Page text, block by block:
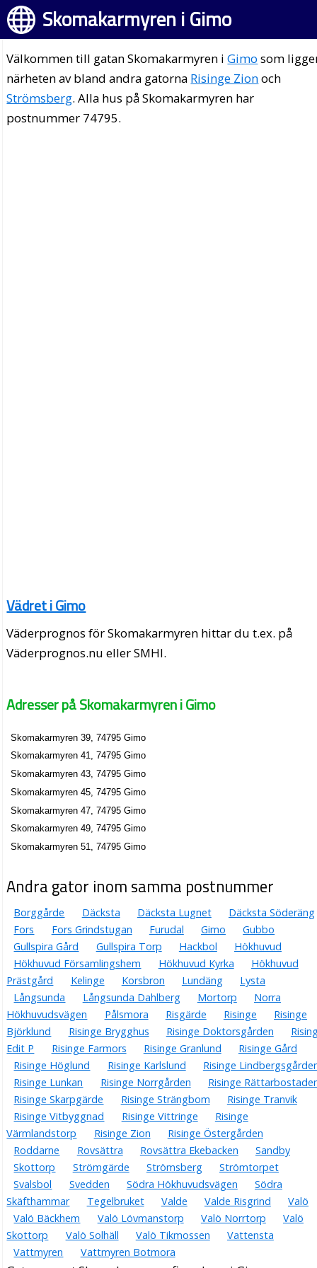
Skomakarmyren i Gimo
Välkommen till gatan Skomakarmyren iGimo som
närheten av bland andra gatorna Risinge Zionoch
Strömsberg. Alla hus på Skomakarmyren har
postnummer 74795.
Vädret i Gimo
Väderprognos för Skomakarmyren hittar du t.ex. på
Väderprognos.nu eller SMHI.
Adresser på Skomakarmyren i Gimo
Skomakarmyren 39, 74795 Gimo
Skomakarmyren 41, 74795 Gimo
Skomakarmyren 43, 74795 Gimo
Skomakarmyren 45, 74795 Gimo
Skomakarmyren 47, 74795 Gimo
Skomakarmyren 49, 74795 Gimo
Skomakarmyren 51, 74795 Gimo
Andra gator inom samma postnummer
Borggårde Däcksta Däcksta Lugnet
Däcksta Söderäng
Fors
Fors Grindstugan Furudal Gimo
Gubbo
Gullspira Gård
Gullspira Torp Hackbol
Hökhuvud
Hökhuvud Församlingshem
Hökhuvud Kyrka
Hökhuvud
Prästgård
Kelinge Korsbron Lundäng
Lysta
Långsunda
Långsunda Dahlberg Mortorp
Norra
Hökhuvudsvägen
Pålsmora Risgärde Risinge
Risinge
Björklund
Risinge Brygghus Risinge Doktorsgården
Edit P
Risinge Farmors Risinge Granlund
Risinge Gård
Risinge Höglund
Risinge Karlslund
Risinge
Risinge Lunkan
Risinge Norrgården
Risinge
Risinge Skarpgärde
Risinge Strängbom
Risinge Tranvik
Risinge Vitbyggnad
Risinge Vittringe
Risinge
Värmlandstorp
Risinge Zion
Risinge Östergården
Roddarne
Rovsättra Rovsättra Ekebacken
Sandby
Skottorp
Strömgärde Strömsberg
Strömtorpet
Svalsbol
Svedden Södra Hökhuvudsvägen
Södra
Skäfthammar
Tegelbruket Valde Valde Risgrind
Valö
Valö Bäckhem
Valö Lövmanstorp Valö Norrtorp
Valö
Skottorp
Valö Solhäll Valö Tikmossen
Vattensta
Vattmyren
Vattmyren Botmora